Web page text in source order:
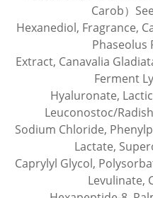
Carob）
Hexanediol, Fragrance,
Phaseolus
Extract, Canavalia
Ferment
Hyaluronate,
Leuconostoc/
Sodium Chloride,
Lactate,
Caprylyl Glycol,
Levulinate,